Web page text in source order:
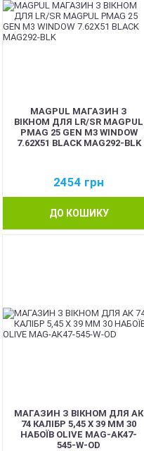
MAGPUL МАГАЗИН З
ВІКНОМ ДЛЯ LR/SR MAGPUL
PMAG 25 GEN M3 WINDOW
7.62X51 BLACK MAG292-BLK
2454 грн
ДО КОШИКУ
МАГАЗИН З ВІКНОМ ДЛЯ АК
74 КАЛІБР 5,45 Х 39 ММ 30
НАБОЇВ OLIVE MAG-AK47-
545-W-OD